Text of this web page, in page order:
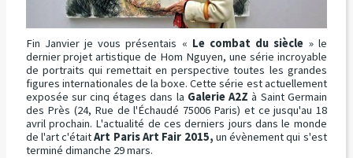
Fin Janvier je vous présentais « Le combat du siècle » le
dernier projet artistique de Hom Nguyen, une série incroyable
de portraits qui remettait en perspective toutes les grandes
figures internationales de la boxe. Cette série est actuellement
exposée sur cinq étages dans la Galerie A2Z à Saint Germain
des Près (24, Rue de l'Échaudé 75006 Paris) et ce jusqu'au 18
avril prochain. L'actualité de ces derniers jours dans le monde
de l'art c'étaitArt Paris Art Fair 2015, un évènement qui s'est
terminé dimanche 29 mars.